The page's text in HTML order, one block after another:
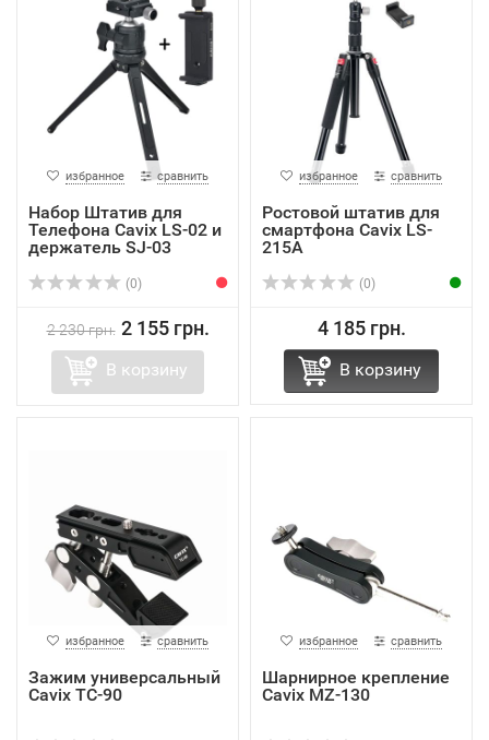
избранное сравнить
Набор Штатив для
Телефона Cavix LS-02 и
держатель SJ-03
(0)
2 230 грн. 2 155 грн.
В корзину
избранное сравнить
Ростовой штатив для
смартфона Cavix LS-
215A
(0)
4 185 грн.
В корзину
избранное сравнить
Зажим универсальный
Cavix TC-90
избранное сравнить
Шарнирное крепление
Cavix MZ-130